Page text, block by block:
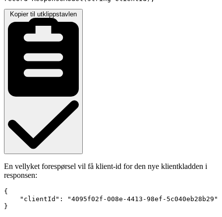
Kopier til utklippstavlen
En vellyket forespørsel vil få klient-id for den nye klientkladden i
responsen:
{
    "clientId": "4095f02f-008e-4413-98ef-5c040eb28b29"
}